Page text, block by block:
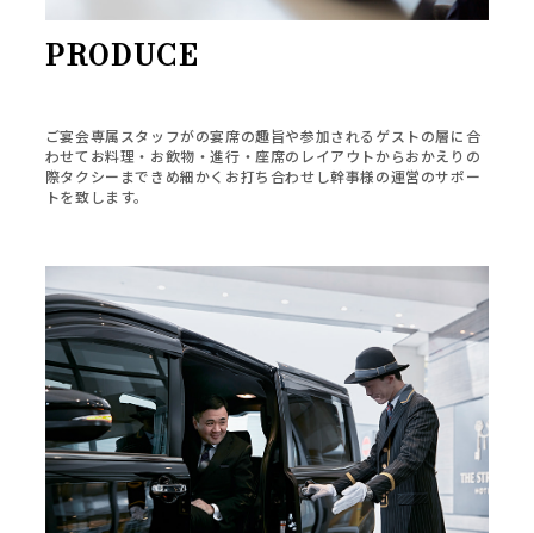
PRODUCE
ご宴会専属スタッフがの宴席の趣旨や参加されるゲストの層に合
わせてお料理・お飲物・進行・座席のレイアウトからおかえりの
際タクシーまできめ細かくお打ち合わせし幹事様の運営のサポー
トを致します。